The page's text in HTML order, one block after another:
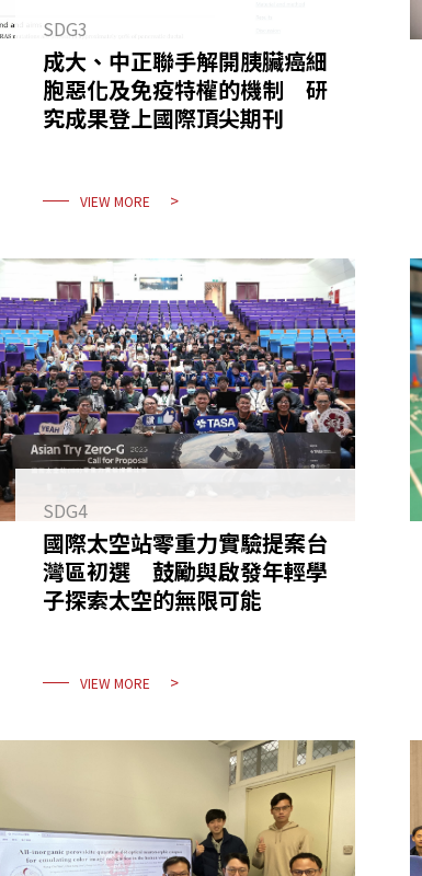
SDG3
成大、中正聯手解開胰臟癌細
胞惡化及免疫特權的機制 研
究成果登上國際頂尖期刊
VIEW MORE
SDG4
國際太空站零重力實驗提案台
灣區初選 鼓勵與啟發年輕學
子探索太空的無限可能
VIEW MORE